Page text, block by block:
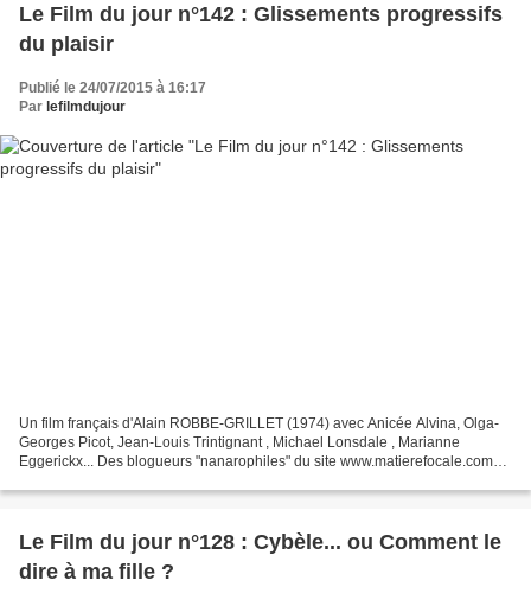
Le Film du jour n°142 : Glissements progressifs
du plaisir
Publié le 24/07/2015 à 16:17
Par lefilmdujour
Un film français d'Alain ROBBE-GRILLET (1974) avec Anicée Alvina, Olga-
Georges Picot, Jean-Louis Trintignant , Michael Lonsdale , Marianne
Eggerickx... Des blogueurs "nanarophiles" du site www.matierefocale.com
Le Film du jour n°128 : Cybèle... ou Comment le
dire à ma fille ?